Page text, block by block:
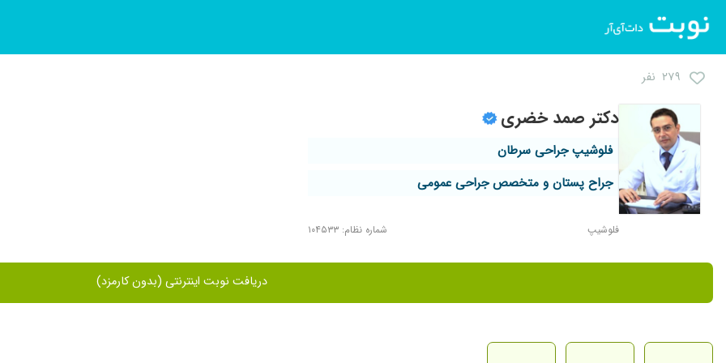
۲۷۹ نفر
دکتر صمد خضری
فلوشیپ جراحی سرطان
جراح پستان و متخصص جراحی عمومی
فلوشیپ شماره نظام: ۱۰۴۵۳۳
دریافت نوبت اینترنتی (بدون کارمزد)